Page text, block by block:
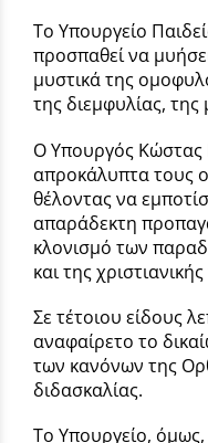
Το Υπουργείο
προσπαθεί να
μυστικά της
της διεμφυλίας, της
Ο Υπουργός Κώστας
απροκάλυπτα τους
θέλοντας να
απαράδεκτη
κλονισμό των
και της
Σε τέτοιου είδους
αναφαίρετο το
των κανόνων της
διδασκαλίας.
Το Υπουργείο,